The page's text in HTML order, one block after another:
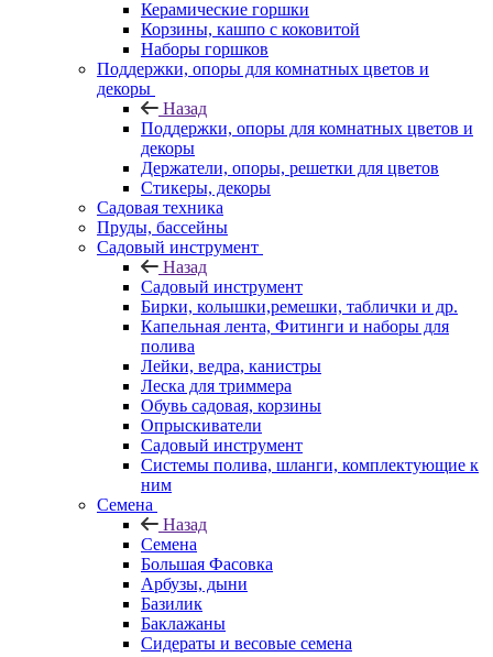
Керамические горшки
Корзины, кашпо с коковитой
Наборы горшков
Поддержки, опоры для комнатных цветов и
декоры
Назад
Поддержки, опоры для комнатных цветов и
декоры
Держатели, опоры, решетки для цветов
Стикеры, декоры
Садовая техника
Пруды, бассейны
Садовый инструмент
Назад
Садовый инструмент
Бирки, колышки,ремешки, таблички и др.
Капельная лента, Фитинги и наборы для
полива
Лейки, ведра, канистры
Леска для триммера
Обувь садовая, корзины
Опрыскиватели
Садовый инструмент
Системы полива, шланги, комплектующие к
ним
Семена
Назад
Семена
Большая Фасовка
Арбузы, дыни
Базилик
Баклажаны
Сидераты и весовые семена